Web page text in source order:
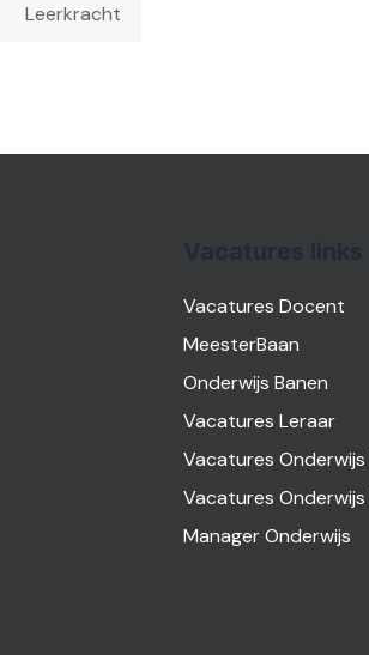
Leerkracht
Vacatures Docent
MeesterBaan
Onderwijs Banen
Vacatures Leraar
Vacatures
Vacatures
Manager Onderwijs